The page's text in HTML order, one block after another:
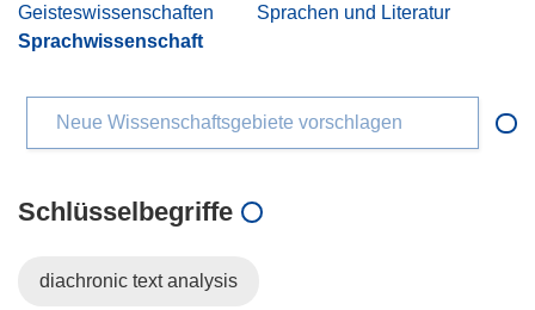
Geisteswissenschaften
Sprachen und Literatur
Sprachwissenschaft
Neue Wissenschaftsgebiete vorschlagen
Schlüsselbegriffe
diachronic text analysis